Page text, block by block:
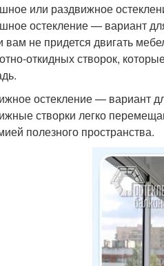
или раздвижное
остекление — вариант
вам не придется двигать
откидных створок,
остекление — вариант
створки легко
полезного пространства.